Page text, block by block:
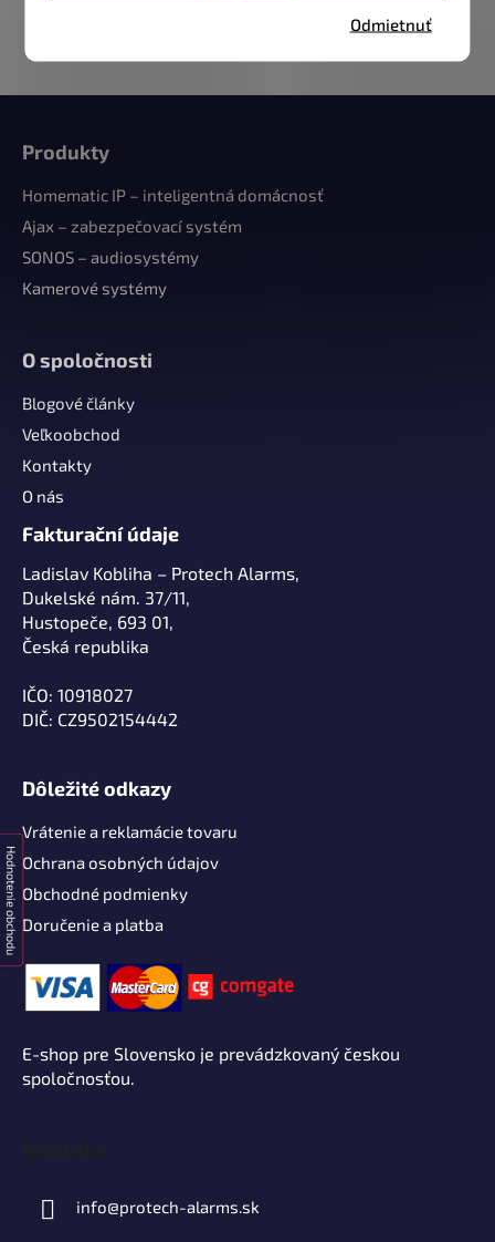
Odmietnuť
Hodnotenie obchodu
Produkty
Homematic IP – inteligentná domácnosť
Ajax – zabezpečovací systém
SONOS – audiosystémy
Kamerové systémy
O spoločnosti
Blogové články
Veľkoobchod
Kontakty
O nás
Fakturační údaje
Ladislav Kobliha – Protech Alarms,
Dukelské nám. 37/11,
Hustopeče, 693 01,
Česká republika
IČO: 10918027
DIČ: CZ9502154442
Dôležité odkazy
Vrátenie a reklamácie tovaru
Ochrana osobných údajov
Obchodné podmienky
Doručenie a platba
E-shop pre Slovensko je prevádzkovaný českou
spoločnosťou.
Kontakt
info@protech-alarms.sk